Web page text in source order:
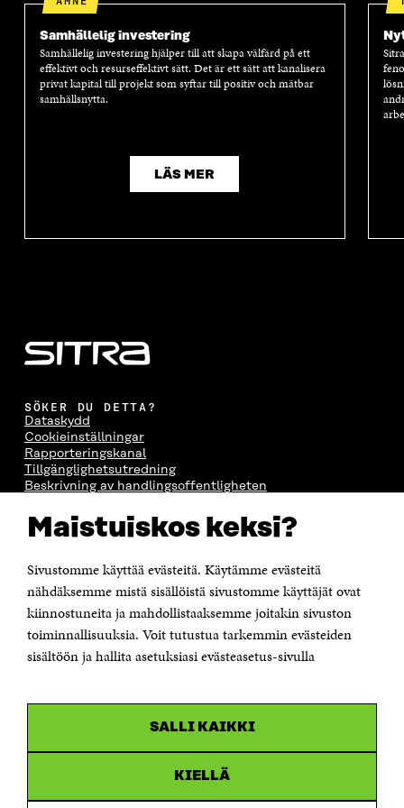
Maistuiskos keksi?
Sivustomme käyttää evästeitä. Käytämme evästeitä
nähdäksemme mistä sisällöistä sivustomme käyttäjät ovat
kiinnostuneita ja mahdollistaaksemme joitakin sivuston
toiminnallisuuksia. Voit tutustua tarkemmin evästeiden
sisältöön ja hallita asetuksiasi evästeasetus-sivulla
SALLI KAIKKI
KIELLÄ
Samhällelig investering
Samhällelig investering hjälper till att skapa välfärd på ett
effektivt och resurseffektivt sätt. Det är ett sätt att kanalisera
privat kapital till projekt som syftar till positiv och mätbar
samhällsnytta.
LÄS MER
SÖKER DU DETTA?
Dataskydd
Cookieinställningar
Rapporteringskanal
Tillgänglighetsutredning
Beskrivning av handlingsoffentligheten
Jubileumsfonden för Finlands självständighet Sitra
Östersjögatan 11–13, PB 160,
00181 Helsingfors
Tfn +358 294 618 991
Personalens e-postadresser har formen:
fornamn.efternamn@sitra.fi